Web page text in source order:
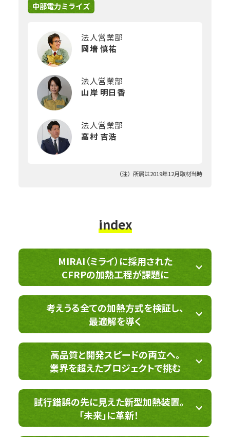
中部電力ミライズ
法人営業部
岡墻 慎祐
法人営業部
山岸 明日香
法人営業部
高村 吉浩
（注）所属は2019年12月取材当時
index
MIRAI（ミライ）に採用された
CFRPの加熱工程が課題に
考えうる全ての加熱方式を検証し、
最適解を導く
高品質と開発スピードの両立へ。
業界を超えたプロジェクトで挑む
試行錯誤の先に見えた新型加熱装置。
「未来」に革新！